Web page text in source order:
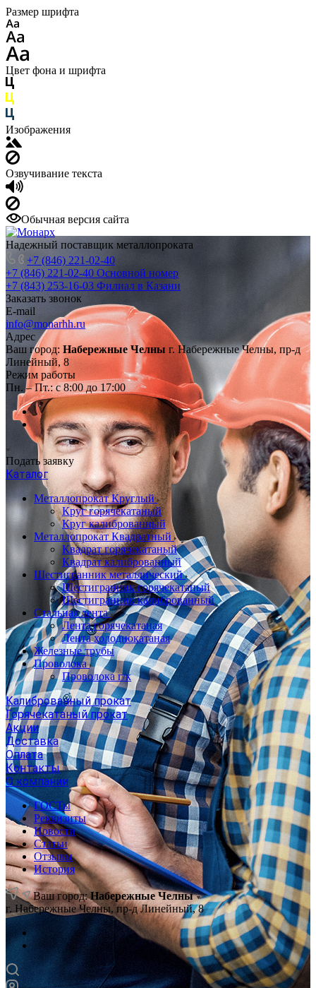
Размер шрифта
Цвет фона и шрифта
Изображения
Озвучивание текста
Обычная версия сайта
Надежный поставщик металлопроката
+7 (846) 221-02-40
+7 (846) 221-02-40 Основной номер
+7 (843) 253-16-03 Филиал в Казани
Заказать звонок
E-mail
info@monarhh.ru
Адрес
Ваш город: Набережные Челны г. Набережные Челны, пр-д
Линейный, 8
Режим работы
Пн. – Пт.: с 8:00 до 17:00
Подать заявку
Каталог
Металлопрокат Круглый
Круг горячекатаный
Круг калиброванный
Металлопрокат Квадратный
Квадрат горячекатаный
Квадрат калиброванный
Шестигранник металлический
Шестигранник горячекатаный
Шестигранник калиброванный
Стальная лента
Лента горячекатаная
Лента холоднокатаная
Железные трубы
Проволока
Проволока г/к
Калиброванный прокат
Горячекатаный прокат
Акции
Доставка
Оплата
Контакты
О компании
ГОСТы
Реквизиты
Новости
Статьи
Отзывы
История
Ваш город:Набережные Челны
г. Набережные Челны, пр-д Линейный, 8